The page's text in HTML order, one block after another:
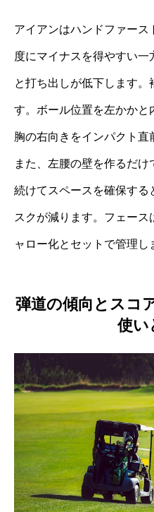
アイアンはハンドファー
度にマイナスを得やすい
と打ち出しが低下します。
す。ボール位置を左かかと
胸の右向きをインパクト直
また、左腰の壁を作るだ
続けてスペースを確保する
スクが減ります。フェー
ャロー化とセットで管理し
弾道の傾向とスコ
使い